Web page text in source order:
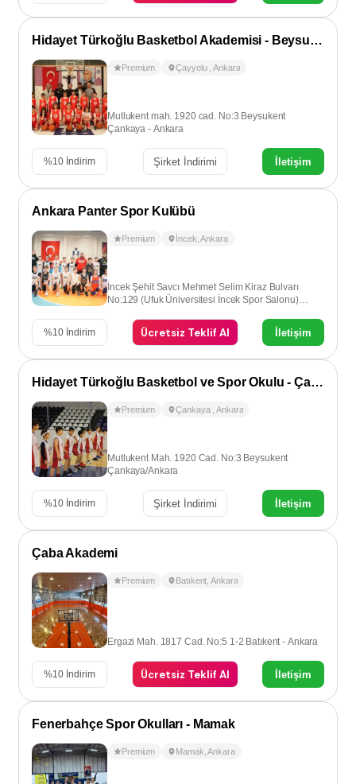
Hidayet Türkoğlu Basketbol Akademisi - Beysukent/Çayyolu
Premium Çayyolu ,Ankara
Mutlukent mah. 1920 cad. No:3 Beysukent
Çankaya - Ankara
%10 İndirim Şirket İndirimi İletişim
Ankara Panter Spor Kulübü
Premium İncek ,Ankara
İncek Şehit Savcı Mehmet Selim Kiraz Bulvarı
No:129 (Ufuk Üniversitesi İncek Spor Salonu)
%10 İndirim Ücretsiz Teklif Al İletişim
Hidayet Türkoğlu Basketbol ve Spor Okulu - Çankaya
Premium Çankaya ,Ankara
Mutlukent Mah. 1920 Cad. No:3 Beysukent
Çankaya/Ankara
%10 İndirim Şirket İndirimi İletişim
Çaba Akademi
Premium Batıkent ,Ankara
Ergazi Mah. 1817 Cad. No:5 1-2 Batıkent - Ankara
%10 İndirim Ücretsiz Teklif Al İletişim
Fenerbahçe Spor Okulları - Mamak
Premium Mamak ,Ankara